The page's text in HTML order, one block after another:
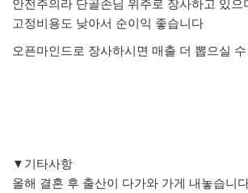
안전주의라 단골손님 위주로 장사하고 있으
고정비용도 낮아서 순이익 좋습니다
오픈마인드로 장사하시면 매출 더 뽑으실
▼기타사항
올해 결혼 후 출산이 다가와 가게 내놓습니